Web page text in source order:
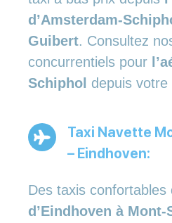
d’Amsterdam-
Guibert. Consultez
concurrentiels pour
Schiphol depuis votre
Taxi Navette
– Eindhoven:
Des taxis confortables
d’Eindhoven à